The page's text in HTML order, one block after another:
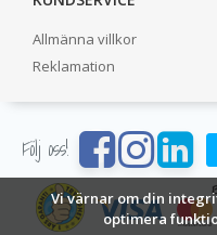
Vi värnar om din
optimera
Allmänna villkor
Reklamation
Följ oss!